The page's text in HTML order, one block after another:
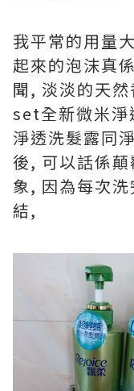
我平常的用量
起來的泡沫真
聞, 淡淡的天
set全新微米淨
淨透洗髮露同
後, 可以話係
象, 因為每次
結,